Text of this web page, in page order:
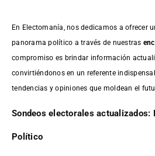
En Electomanía, nos dedicamos a ofrecer
panorama político a través de nuestras
compromiso es brindar información
convirtiéndonos en un referente
tendencias y opiniones que moldean el
Sondeos electorales actualizados:
Político